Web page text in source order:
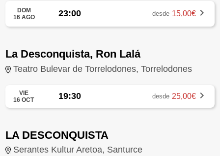
DOM
16 AGO
23:00 desde 15,00€
La Desconquista, Ron Lalá
Teatro Bulevar de Torrelodones, Torrelodones
VIE
16 OCT
19:30 desde 25,00€
LA DESCONQUISTA
Serantes Kultur Aretoa, Santurce